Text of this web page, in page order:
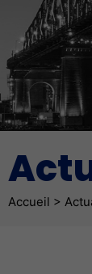
Fil d'Ariane
Accueil >